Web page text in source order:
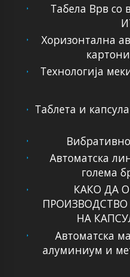
Табела Врв со
Хоризонтална
Технологија
Таблета и
Автоматска
голема
КАКО ДА
ПРОИЗВОДСТВО
НА
Автоматска
алуминиум и